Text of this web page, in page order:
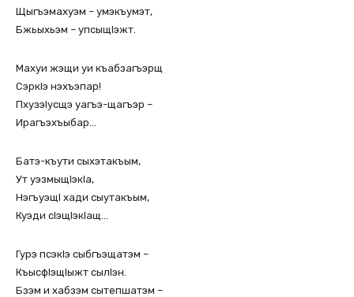
Щыгъэмахуэм – умэкъумэт,
Бжьыхьэм – упсыщIэжт.
Махуи жэщи уи къабзагъэрщ
СэркIэ нэхъэпар!
ПхузэIусщэ уагъэ-щагъэр –
Ирагъэхъыбар…
Батэ-къути сыхэтакъым,
Ут уэзмыщIэкIа,
НэгъуэщI хади сыутакъым,
Куэди сIэщIэкIащ…
Гурэ псэкIэ сыбгъэщатэм –
КъысфIэщIыжт сылIэн.
Бзэм и хабзэм сытепшатэм –